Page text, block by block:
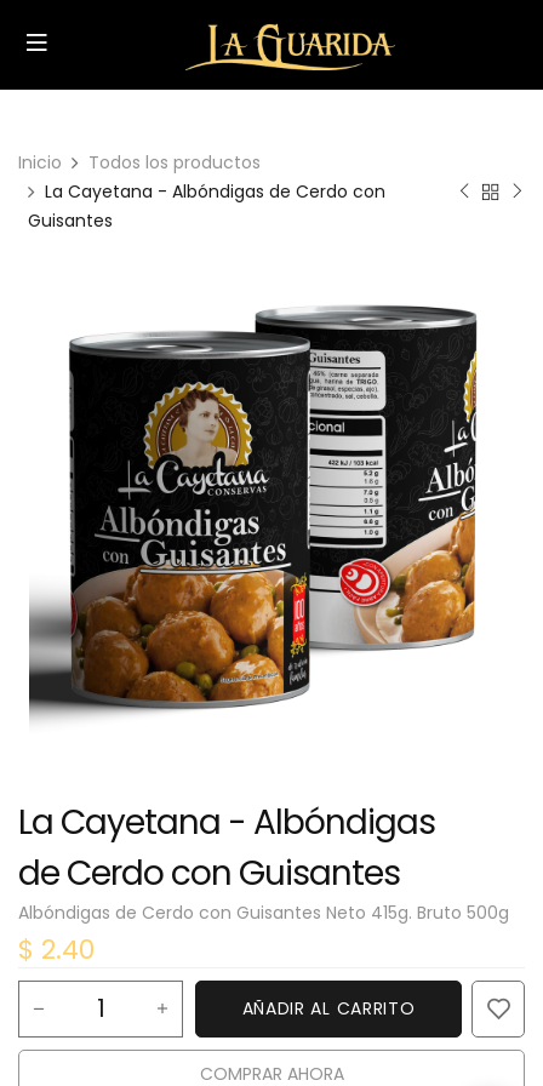
Inicio
Todos los productos
La Cayetana - Albóndigas de Cerdo con
Guisantes
La Cayetana - Albóndigas
de Cerdo con Guisantes
Albóndigas de Cerdo con Guisantes Neto 415g. Bruto 500g
$ 2.40
AÑADIR AL CARRITO
COMPRAR AHORA